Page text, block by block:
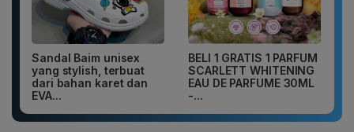
Sandal Baim unisex
yang stylish, terbuat
dari bahan karet dan
EVA...
BELI 1 GRATIS 1 PARFUM
SCARLETT WHITENING
EAU DE PARFUME 30ML
-...